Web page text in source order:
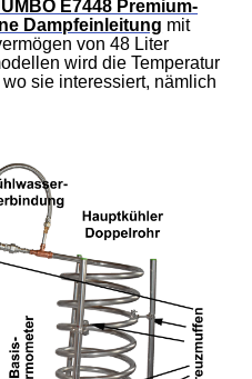
E7448 Premium-
Dampfeinleitung mit
von 48 Liter
wird die Temperatur
sie interessiert, nämlich